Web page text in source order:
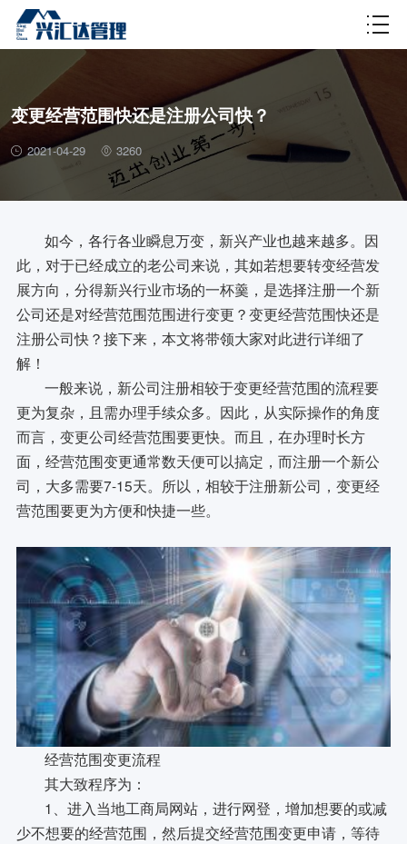
财税百科
变更经营范围快还是注册公司快？
2021-04-29 3260
如今，各行各业瞬息万变，新兴产业也越来越多。因
此，对于已经成立的老公司来说，其如若想要转变经营发
展方向，分得新兴行业市场的一杯羹，是选择注册一个新
公司还是对经营范围范围进行变更？变更经营范围快还是
注册公司快？接下来，本文将带领大家对此进行详细了
解！
一般来说，新公司注册相较于变更经营范围的流程要
更为复杂，且需办理手续众多。因此，从实际操作的角度
而言，变更公司经营范围要更快。而且，在办理时长方
面，经营范围变更通常数天便可以搞定，而注册一个新公
司，大多需要7-15天。所以，相较于注册新公司，变更经
营范围要更为方便和快捷一些。
经营范围变更流程
其大致程序为：
1、进入当地工商局网站，进行网登，增加想要的或减
少不想要的经营范围，然后提交经营范围变更申请，等待